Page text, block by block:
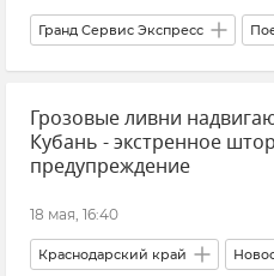
Гранд Сервис Экспресс
Новости Крыма Железная
Крым
Грозовые ливни
Кубань - экстренное
предупреждение
18 мая, 16:40
Краснодарский край